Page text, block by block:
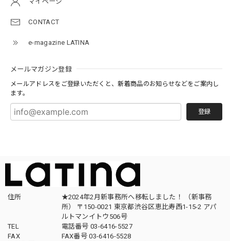
CONTACT
e-magazine LATINA
メールマガジン登録
メールアドレスをご登録いただくと、新着商品のお知らせなどをご案内し
ます。
登録
住所
★2024年2月新事務所へ移転しました！ （新事務
所） 〒150-0021 東京都渋谷区恵比寿西1-15-2 アパ
ルトマンイトウ506号
TEL
電話番号 03-6416-5527
FAX
FAX番号 03-6416-5528